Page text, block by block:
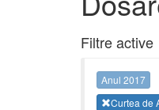
Filtre active
Anul 2017
Curtea de